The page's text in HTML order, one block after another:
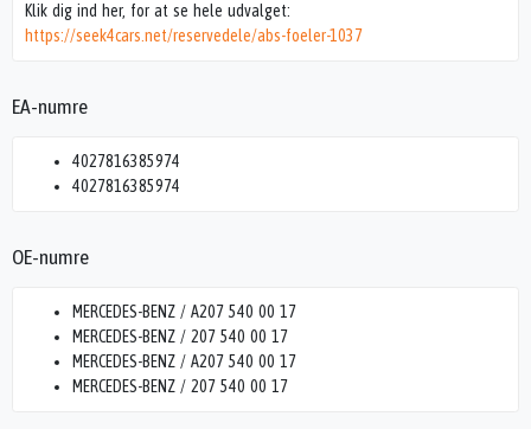
Klik dig ind her, for at se hele udvalget:
https://seek4cars.net/reservedele/abs-foeler-1037
EA-numre
4027816385974
4027816385974
OE-numre
MERCEDES-BENZ / A207 540 00 17
MERCEDES-BENZ / 207 540 00 17
MERCEDES-BENZ / A207 540 00 17
MERCEDES-BENZ / 207 540 00 17